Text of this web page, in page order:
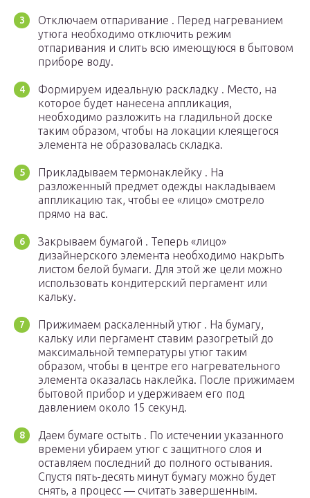
Отключаем отпаривание . Перед нагреванием
утюга необходимо отключить режим
отпаривания и слить всю имеющуюся в бытовом
приборе воду.
Формируем идеальную раскладку . Место, на
которое будет нанесена аппликация,
необходимо разложить на гладильной доске
таким образом, чтобы на локации клеящегося
элемента не образовалась складка.
Прикладываем термонаклейку . На
разложенный предмет одежды накладываем
аппликацию так, чтобы ее «лицо» смотрело
прямо на вас.
Закрываем бумагой . Теперь «лицо»
дизайнерского элемента необходимо накрыть
листом белой бумаги. Для этой же цели можно
использовать кондитерский пергамент или
кальку.
Прижимаем раскаленный утюг . На бумагу,
кальку или пергамент ставим разогретый до
максимальной температуры утюг таким
образом, чтобы в центре его нагревательного
элемента оказалась наклейка. После прижимаем
бытовой прибор и удерживаем его под
давлением около 15 секунд.
Даем бумаге остыть . По истечении указанного
времени убираем утюг с защитного слоя и
оставляем последний до полного остывания.
Спустя пять-десять минут бумагу можно будет
снять, а процесс — считать завершенным.